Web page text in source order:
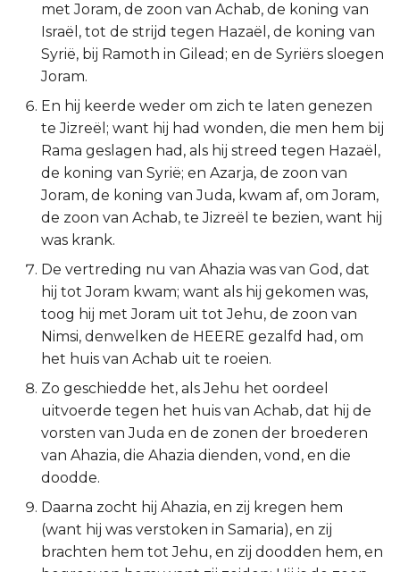
1 Thessalonicenzen
2 Thessalonicenzen
1 Timótheüs
2 Timótheüs
Titus
Filémon
Hebreeën
Jakobus
1 Petrus
2 Petrus
1 Johannes
2 Johannes
3 Johannes
met Joram, de zoon van Achab, de koning van
Israël, tot de strijd tegen Hazaël, de koning van
Syrië, bij Ramoth in Gilead; en de Syriërs sloegen
Joram.
En hij keerde weder om zich te laten genezen
te Jizreël; want hij had wonden, die men hem bij
Rama geslagen had, als hij streed tegen Hazaël,
de koning van Syrië; en Azarja, de zoon van
Joram, de koning van Juda, kwam af, om Joram,
de zoon van Achab, te Jizreël te bezien, want hij
was krank.
De vertreding nu van Ahazia was van God, dat
hij tot Joram kwam; want als hij gekomen was,
toog hij met Joram uit tot Jehu, de zoon van
Nimsi, denwelken de HEERE gezalfd had, om
het huis van Achab uit te roeien.
Zo geschiedde het, als Jehu het oordeel
uitvoerde tegen het huis van Achab, dat hij de
vorsten van Juda en de zonen der broederen
van Ahazia, die Ahazia dienden, vond, en die
doodde.
Daarna zocht hij Ahazia, en zij kregen hem
(want hij was verstoken in Samaria), en zij
brachten hem tot Jehu, en zij doodden hem, en